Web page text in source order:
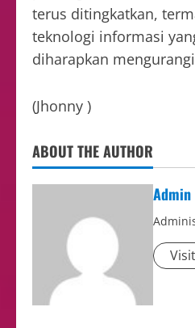
terus ditingkatkan,
teknologi informasi
diharapkan
(Jhonny )
ABOUT THE AUTHOR
Admin